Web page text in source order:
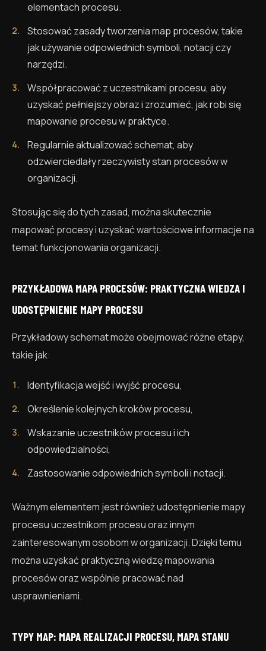
elementach procesu.
Stosować zasady tworzenia map procesów, takie
jak używanie odpowiednich symboli, notacji czy
narzędzi.
Współpracować z uczestnikami procesu, aby
uzyskać pełniejszy obraz i zrozumieć, jak robi się
mapowanie procesu w praktyce.
Regularnie aktualizować schemat, aby
odzwierciedlały rzeczywisty stan procesów w
organizacji.
Stosując się do tych zasad, można skutecznie
mapować procesy i uzyskać wartościowe informacje na
temat funkcjonowania organizacji.
PRZYKŁADOWA MAPA PROCESÓW: PRAKTYCZNA WIEDZA I
UDOSTĘPNIENIE MAPY PROCESU
Przykładowy schemat może obejmować różne etapy,
takie jak:
Identyfikacja wejść i wyjść procesu,
Określenie kolejnych kroków procesu,
Wskazanie uczestników procesu i ich
odpowiedzialności,
Zastosowanie odpowiednich symboli i notacji.
Ważnym elementem jest również udostępnienie mapy
procesu uczestnikom procesu oraz innym
zainteresowanym osobom w organizacji. Dzięki temu
można uzyskać praktyczną wiedzę mapowania
procesów oraz wspólnie pracować nad
usprawnieniami.
TYPY MAP: MAPA REALIZACJI PROCESU, MAPA STANU